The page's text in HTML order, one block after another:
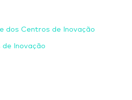
dos Centros de Inovação
de Inovação